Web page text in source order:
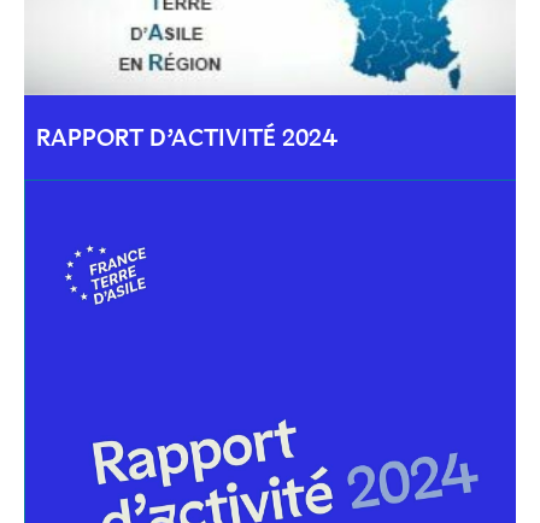
RAPPORT D’ACTIVITÉ 2024